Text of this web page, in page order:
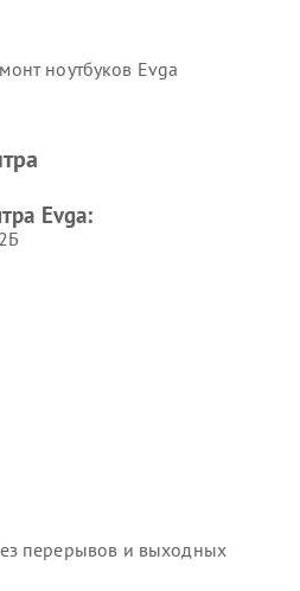
ноутбуков Evga
Evga:
перерывов и выходных